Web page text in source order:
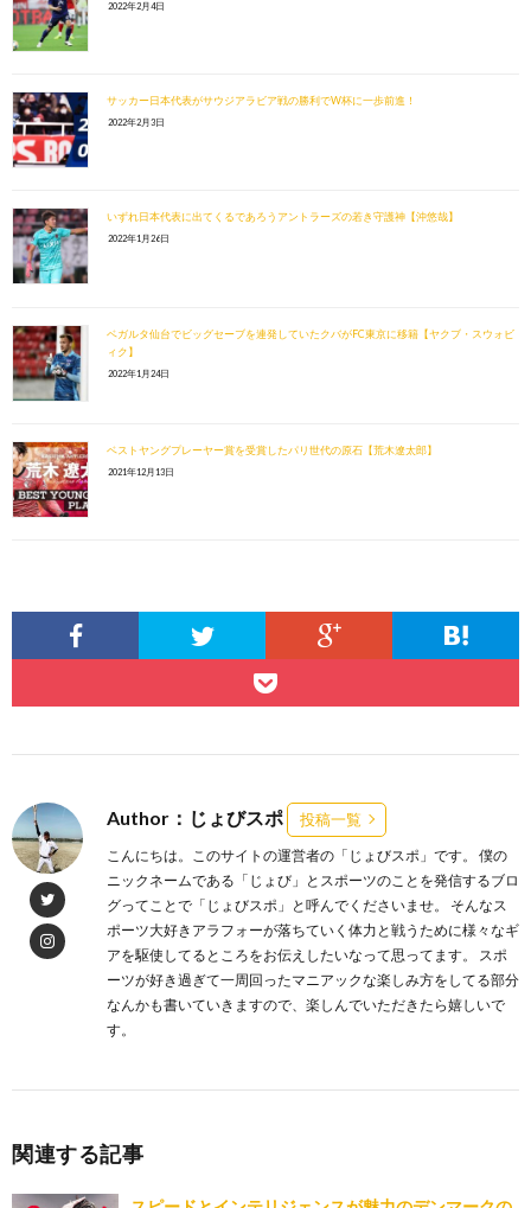
2022年2月4日
サッカー日本代表がサウジアラビア戦の勝利でW杯に一歩前進！
2022年2月3日
いずれ日本代表に出てくるであろうアントラーズの若き守護神【沖悠哉】
2022年1月26日
ベガルタ仙台でビッグセーブを連発していたクバがFC東京に移籍【ヤクブ・スウォビ
ィク】
2022年1月24日
ベストヤングプレーヤー賞を受賞したパリ世代の原石【荒木遼太郎】
2021年12月13日
Author：じょびスポ 投稿一覧
こんにちは。このサイトの運営者の「じょびスポ」です。 僕の
ニックネームである「じょび」とスポーツのことを発信するブロ
グってことで「じょびスポ」と呼んでくださいませ。 そんなス
ポーツ大好きアラフォーが落ちていく体力と戦うために様々なギ
アを駆使してるところをお伝えしたいなって思ってます。 スポ
ーツが好き過ぎて一周回ったマニアックな楽しみ方をしてる部分
なんかも書いていきますので、楽しんでいただきたら嬉しいで
す。
関連する記事